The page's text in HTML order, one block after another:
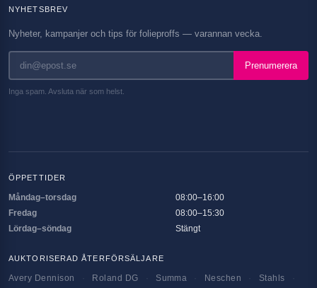
NYHETSBREV
Nyheter, kampanjer och tips för folieproffs — varannan vecka.
Prenumerera
Inga spam. Avsluta när som helst.
ÖPPETTIDER
Måndag–torsdag
08:00–16:00
Fredag
08:00–15:30
Lördag–söndag
Stängt
AUKTORISERAD ÅTERFÖRSÄLJARE
Avery Dennison Roland DG Summa Neschen Stahls